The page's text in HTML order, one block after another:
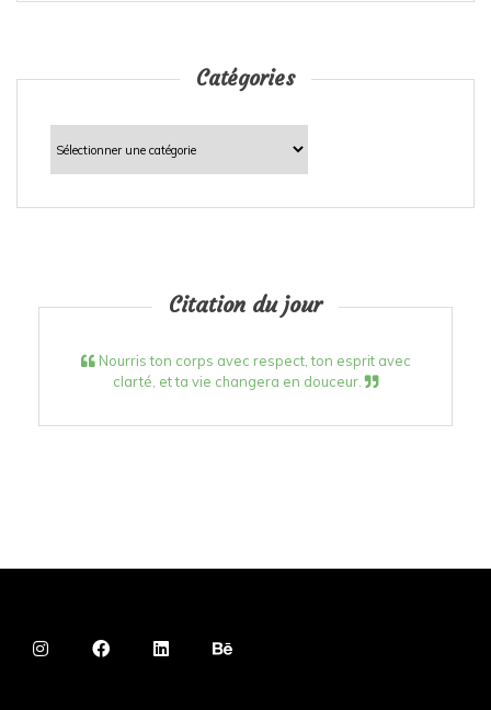
Catégories
Catégories
Citation du jour
Nourris ton corps avec respect, ton esprit avec
clarté, et ta vie changera en douceur.